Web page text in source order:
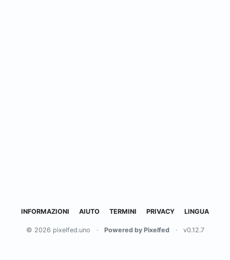
INFORMAZIONI AIUTO TERMINI PRIVACY LINGUA
© 2026 pixelfed.uno · Powered by Pixelfed · v0.12.7